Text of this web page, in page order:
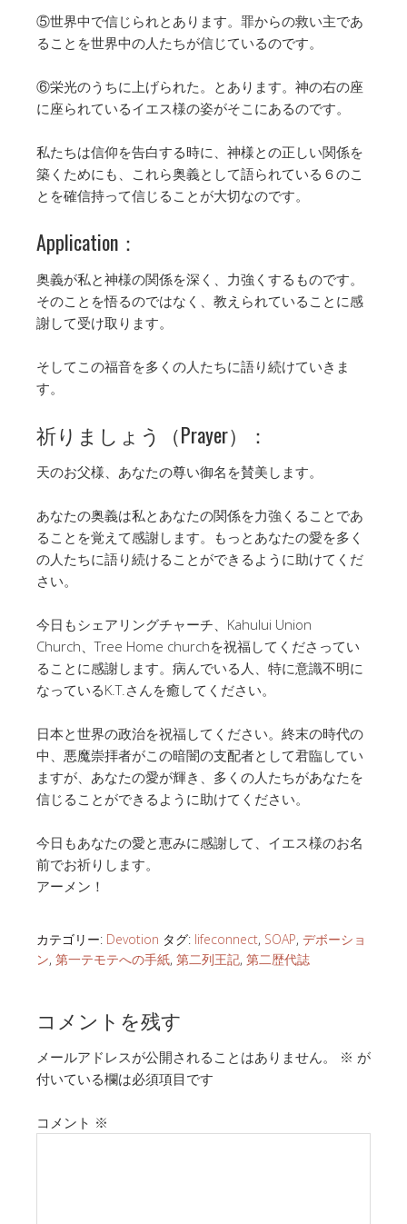
⑤世界中で信じられとあります。罪からの救い主であ
ることを世界中の人たちが信じているのです。
⑥栄光のうちに上げられた。とあります。神の右の座
に座られているイエス様の姿がそこにあるのです。
私たちは信仰を告白する時に、神様との正しい関係を
築くためにも、これら奥義として語られている６のこ
とを確信持って信じることが大切なのです。
Application：
奥義が私と神様の関係を深く、力強くするものです。
そのことを悟るのではなく、教えられていることに感
謝して受け取ります。
そしてこの福音を多くの人たちに語り続けていきま
す。
祈りましょう（Prayer）：
天のお父様、あなたの尊い御名を賛美します。
あなたの奥義は私とあなたの関係を力強くることであ
ることを覚えて感謝します。もっとあなたの愛を多く
の人たちに語り続けることができるように助けてくだ
さい。
今日もシェアリングチャーチ、Kahului Union
Church、Tree Home churchを祝福してくださってい
ることに感謝します。病んでいる人、特に意識不明に
なっているK.T.さんを癒してください。
日本と世界の政治を祝福してください。終末の時代の
中、悪魔崇拝者がこの暗闇の支配者として君臨してい
ますが、あなたの愛が輝き、多くの人たちがあなたを
信じることができるように助けてください。
今日もあなたの愛と恵みに感謝して、イエス様のお名
前でお祈りします。
アーメン！
カテゴリー: Devotion タグ: lifeconnect, SOAP, デボーショ
ン, 第一テモテへの手紙, 第二列王記, 第二歴代誌
コメントを残す
メールアドレスが公開されることはありません。 ※ が
付いている欄は必須項目です
コメント ※